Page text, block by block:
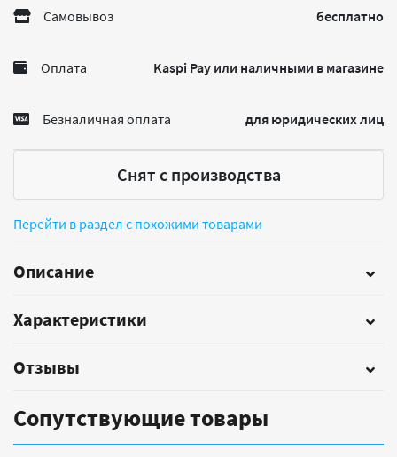
Самовывоз бесплатно
Оплата Kaspi Pay или наличными в магазине
Безналичная оплата для юридических лиц
Снят с производства
Перейти в раздел с похожими товарами
Описание
Характеристики
Отзывы
Сопутствующие товары